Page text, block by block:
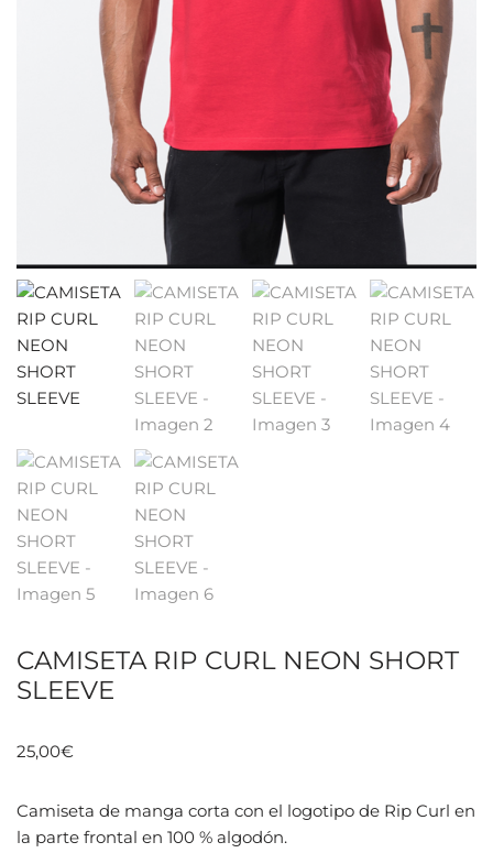
CAMISETA RIP CURL NEON SHORT
SLEEVE
25,00€
Camiseta de manga corta con el logotipo de Rip Curl en
la parte frontal en 100 % algodón.